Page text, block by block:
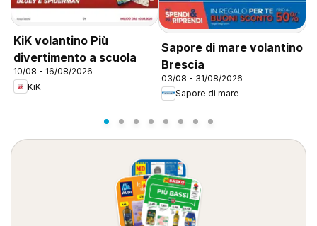
KiK volantino Più
divertimento a scuola
10/08 - 16/08/2026
KiK
Sapore di mare volantino
Brescia
03/08 - 31/08/2026
Sapore di mare